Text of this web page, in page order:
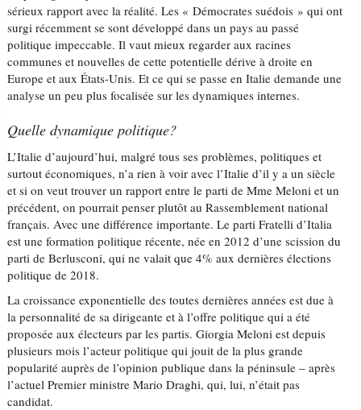
sérieux rapport avec la réalité. Les « Démocrates suédois » qui ont
surgi récemment se sont développé dans un pays au passé
politique impeccable. Il vaut mieux regarder aux racines
communes et nouvelles de cette potentielle dérive à droite en
Europe et aux États-Unis. Et ce qui se passe en Italie demande une
analyse un peu plus focalisée sur les dynamiques internes.
Quelle dynamique politique?
L’Italie d’aujourd’hui, malgré tous ses problèmes, politiques et
surtout économiques, n’a rien à voir avec l’Italie d’il y a un siècle
et si on veut trouver un rapport entre le parti de Mme Meloni et un
précédent, on pourrait penser plutôt au Rassemblement national
français. Avec une différence importante. Le parti Fratelli d’Italia
est une formation politique récente, née en 2012 d’une scission du
parti de Berlusconi, qui ne valait que 4% aux dernières élections
politique de 2018.
La croissance exponentielle des toutes dernières années est due à
la personnalité de sa dirigeante et à l’offre politique qui a été
proposée aux électeurs par les partis. Giorgia Meloni est depuis
plusieurs mois l’acteur politique qui jouit de la plus grande
popularité auprès de l’opinion publique dans la péninsule – après
l’actuel Premier ministre Mario Draghi, qui, lui, n’était pas
candidat.